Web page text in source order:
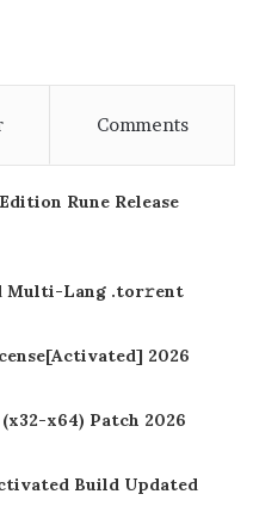
Comments
Rune Release
Multi-Lang .tоr𝚛еnt
2026
x64) Patch 2026
Build Updated